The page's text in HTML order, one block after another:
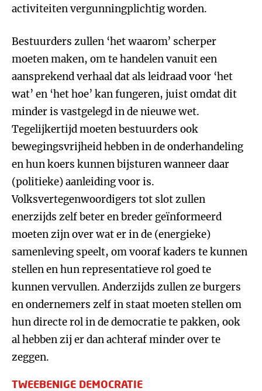
activiteiten vergunningplichtig worden.
Bestuurders zullen ‘het waarom’ scherper
moeten maken, om te handelen vanuit een
aansprekend verhaal dat als leidraad voor ‘het
wat’ en ‘het hoe’ kan fungeren, juist omdat dit
minder is vastgelegd in de nieuwe wet.
Tegelijkertijd moeten bestuurders ook
bewegingsvrijheid hebben in de onderhandeling
en hun koers kunnen bijsturen wanneer daar
(politieke) aanleiding voor is.
Volksvertegenwoordigers tot slot zullen
enerzijds zelf beter en breder geïnformeerd
moeten zijn over wat er in de (energieke)
samenleving speelt, om vooraf kaders te kunnen
stellen en hun representatieve rol goed te
kunnen vervullen. Anderzijds zullen ze burgers
en ondernemers zelf in staat moeten stellen om
hun directe rol in de democratie te pakken, ook
al hebben zij er dan achteraf minder over te
zeggen.
TWEEBENIGE DEMOCRATIE